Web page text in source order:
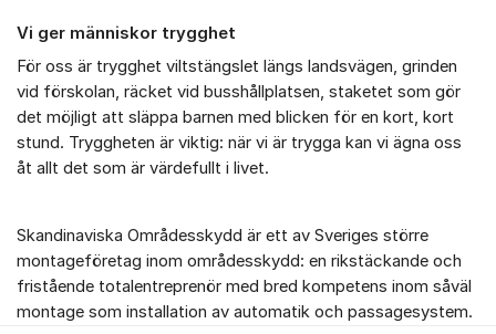
Vi ger människor trygghet
För oss är trygghet viltstängslet längs landsvägen, grinden
vid förskolan, räcket vid busshållplatsen, staketet som gör
det möjligt att släppa barnen med blicken för en kort, kort
stund. Tryggheten är viktig: när vi är trygga kan vi ägna oss
åt allt det som är värdefullt i livet.
Skandinaviska Områdesskydd är ett av Sveriges större
montageföretag inom områdesskydd: en rikstäckande och
fristående totalentreprenör med bred kompetens inom såväl
montage som installation av automatik och passagesystem.